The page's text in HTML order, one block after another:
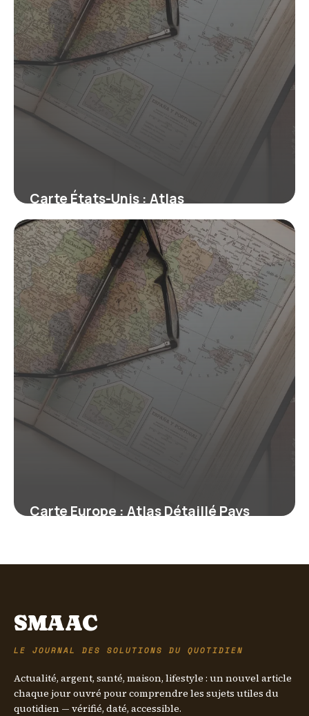
Carte États-Unis : Atlas
Géographique 2026
18 mai 2026
Carte Europe : Atlas Détaillé Pays
SMAAC
LE JOURNAL DES SOLUTIONS DU QUOTIDIEN
Actualité, argent, santé, maison, lifestyle : un nouvel article
chaque jour ouvré pour comprendre les sujets utiles du
quotidien — vérifié, daté, accessible.